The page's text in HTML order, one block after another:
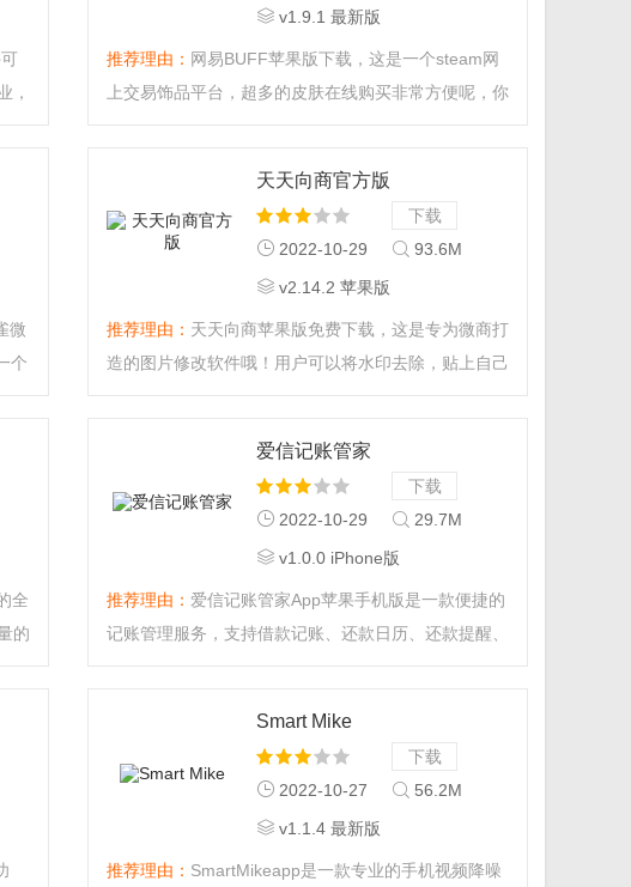
表情和鬼畜颜文字，是你必备的手机输入法。...
，
v1.9.1 最新版
推荐理由： 网易BUFF苹果版下载，这是一个steam网
上交易饰品平台，超多的皮肤在线购买非常方便呢，你
微
个
下载
天天向商官方版
2022-10-29
93.6M
v2.14.2 苹果版
推荐理由： 天天向商苹果版免费下载，这是专为微商打
造的图片修改软件哦！用户可以将水印去除，贴上自己
全
的
下载
爱信记账管家
2022-10-29
29.7M
v1.0.0 iPhone版
推荐理由： 爱信记账管家App苹果手机版是一款便捷的
记账管理服务，支持借款记账、还款日历、还款提醒、
下载
Smart Mike
2022-10-27
56.2M
v1.1.4 最新版
推荐理由： SmartMikeapp是一款专业的手机视频降噪